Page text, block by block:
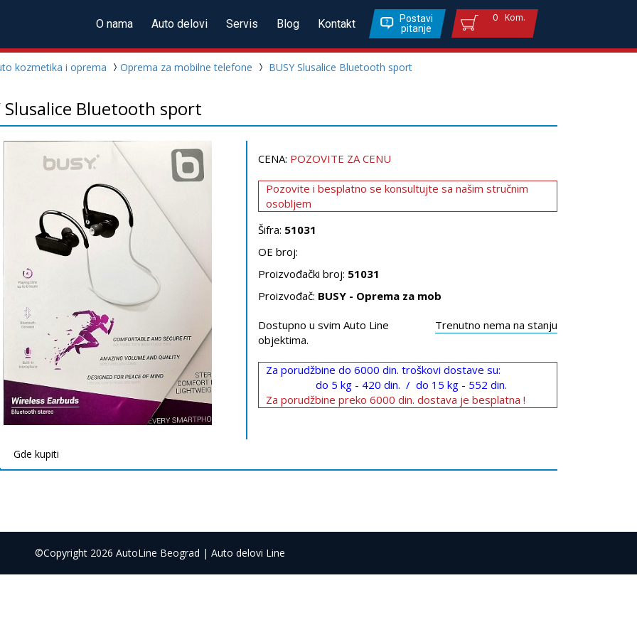
O nama Auto delovi Servis Blog Kontakt
Postavi
pitanje
0 Kom.
kozmetika i oprema Oprema za mobilne telefone BUSY Slusalice Bluetooth sport
Slusalice Bluetooth sport
CENA: POZOVITE ZA CENU
Pozovite i besplatno se konsultujte sa našim stručnim
osobljem
Šifra: 51031
OE broj:
Proizvođački broj: 51031
Proizvođač: BUSY - Oprema za mob
Dostupno u svim Auto Line
objektima.
Trenutno nema na stanju
Za porudžbine do 6000 din. troškovi dostave su:
do 5 kg - 420 din. / do 15 kg - 552 din.
Za porudžbine preko 6000 din. dostava je besplatna !
Gde kupiti
©Copyright 2026 AutoLine Beograd | Auto delovi Line